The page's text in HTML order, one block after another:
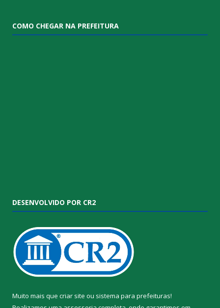
COMO CHEGAR NA PREFEITURA
DESENVOLVIDO POR CR2
Muito mais que criar site ou sistema para prefeituras!